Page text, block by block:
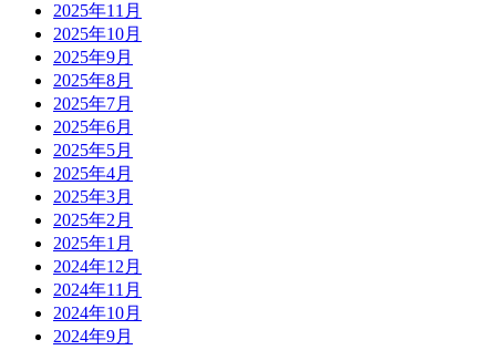
2025年11月
2025年10月
2025年9月
2025年8月
2025年7月
2025年6月
2025年5月
2025年4月
2025年3月
2025年2月
2025年1月
2024年12月
2024年11月
2024年10月
2024年9月